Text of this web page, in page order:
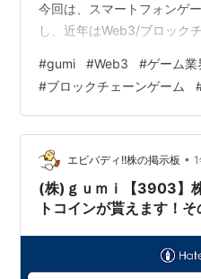
今回は、スマートフォンゲ
し、近年はWeb3/ブロック
を当てます！ 本日（6月12
高気配となり、市場の大き
景には、昨日6月11日に発
の連結決算で、最終損益が
うポジティブなサプライズ
円の赤字だ…
#gumi #Web3 #ゲーム業
#ブロックチェーンゲーム
エビバディ!!株の掲示板 •
(株)ｇｕｍｉ【3903】
トコインが貰えます！